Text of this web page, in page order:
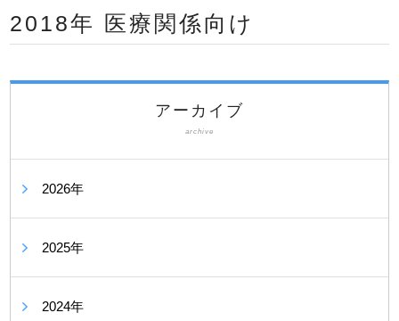
2018年 医療関係向け
アーカイブ
archive
2026年
2025年
2024年